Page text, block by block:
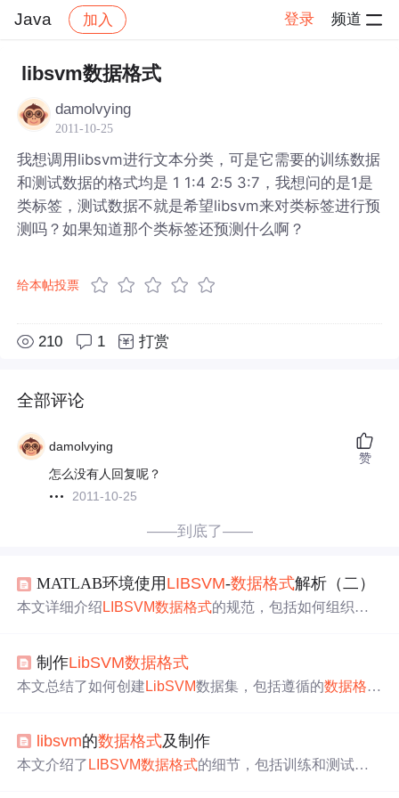
Java 加入 登录 频道
社区 Java 帖子详情
libsvm数据格式
damolvying
2011-10-25
我想调用libsvm进行文本分类，可是它需要的训练数据
和测试数据的格式均是 1 1:4 2:5 3:7，我想问的是1是
类标签，测试数据不就是希望libsvm来对类标签进行预
测吗？如果知道那个类标签还预测什么啊？
给本帖投票
210 1 打赏
全部评论
damolvying
怎么没有人回复呢？
2011-10-25
赞
——到底了——
MATLAB环境使用 LIBSVM-数据格式解析（二）
本文详细介绍 LIBSVM数据格式的规范，包括如何组织输
数据的过程，并展示如何使用
制作LibSVM数据格式
本文总结了如何创建 LibSVM数据集，包括遵循的数据格式
libsvm的数据格式及制作
本文介绍了 LIBSVM数据格式的细节，包括训练和测试数